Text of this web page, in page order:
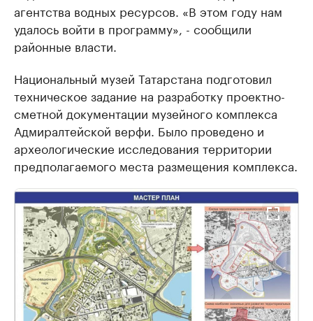
агентства водных ресурсов. «В этом году нам
удалось войти в программу», - сообщили
районные власти.
Национальный музей Татарстана подготовил
техническое задание на разработку проектно-
сметной документации музейного комплекса
Адмиралтейской верфи. Было проведено и
археологические исследования территории
предполагаемого места размещения комплекса.